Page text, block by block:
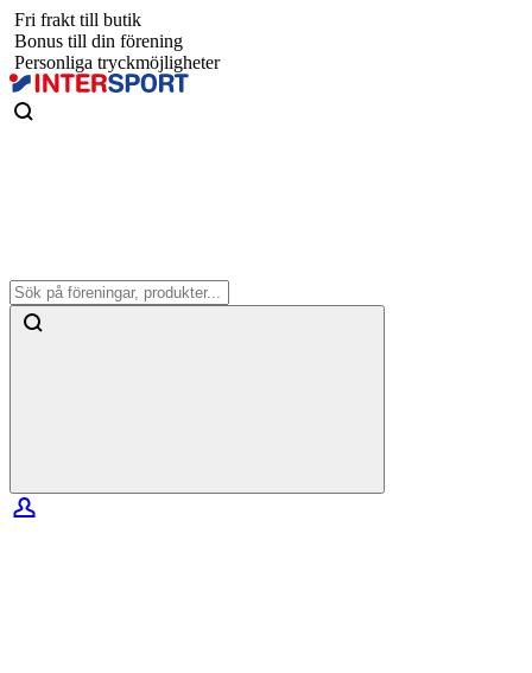
Fri frakt till butik
Bonus till din förening
Personliga tryckmöjligheter